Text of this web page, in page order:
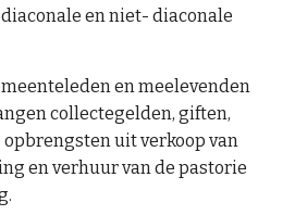
en niet- diaconale
en meelevenden
collectegelden, giften,
uit verkoop van
en verhuur van de pastorie